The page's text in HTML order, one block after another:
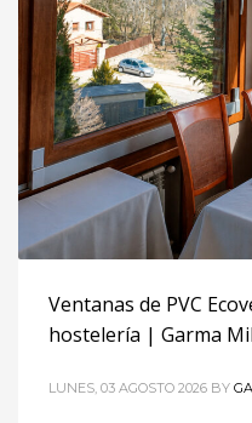
Ventanas de PVC
hostelería | Garma
LUNES, 03 AGOSTO 2026 BY